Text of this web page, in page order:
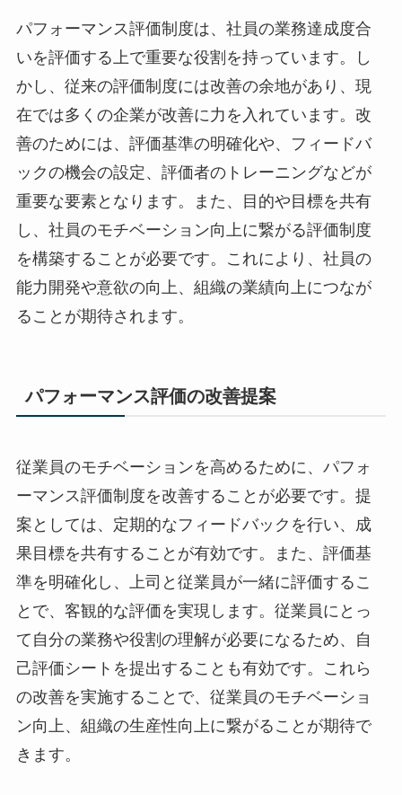
パフォーマンス評価制度は、社員の業務達成度合
いを評価する上で重要な役割を持っています。し
かし、従来の評価制度には改善の余地があり、現
在では多くの企業が改善に力を入れています。改
善のためには、評価基準の明確化や、フィードバ
ックの機会の設定、評価者のトレーニングなどが
重要な要素となります。また、目的や目標を共有
し、社員のモチベーション向上に繋がる評価制度
を構築することが必要です。これにより、社員の
能力開発や意欲の向上、組織の業績向上につなが
ることが期待されます。
パフォーマンス評価の改善提案
従業員のモチベーションを高めるために、パフォ
ーマンス評価制度を改善することが必要です。提
案としては、定期的なフィードバックを行い、成
果目標を共有することが有効です。また、評価基
準を明確化し、上司と従業員が一緒に評価するこ
とで、客観的な評価を実現します。従業員にとっ
て自分の業務や役割の理解が必要になるため、自
己評価シートを提出することも有効です。これら
の改善を実施することで、従業員のモチベーショ
ン向上、組織の生産性向上に繋がることが期待で
きます。